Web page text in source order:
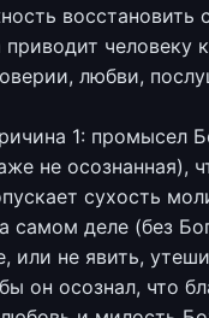
восстановить
человеку
любви,
1: промысел
не осознанная),
сухость
самом деле (без
или не явить,
он осознал, что